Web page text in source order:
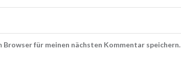
für meinen nächsten Kommentar speichern.